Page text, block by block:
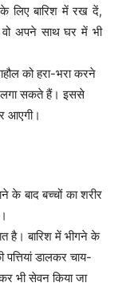
लिए बारिश में रख दें,
अपने साथ घर में भी
को हरा-भरा करने
लगा सकते हैं। इससे
आएगी।
के बाद बच्चों का शरीर
है। बारिश में भीगने के
डालकर चाय-
भी सेवन किया जा